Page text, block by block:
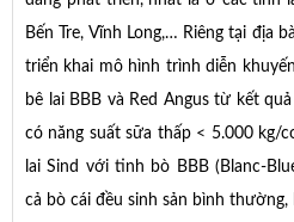
Bến Tre, Vĩnh Long,… Riêng tại địa
triển khai mô hình trình diễn
bê lai BBB và Red Angus từ kết
có năng suất sữa thấp < 5.000 kg/
lai Sind với tinh bò BBB (Blanc-
cả bò cái đều sinh sản bình